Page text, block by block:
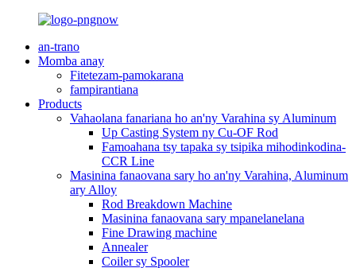
an-trano
Momba anay
Fitetezam-pamokarana
fampirantiana
Products
Vahaolana fanariana ho an'ny Varahina sy Aluminum
Up Casting System ny Cu-OF Rod
Famoahana tsy tapaka sy tsipika mihodinkodina-
CCR Line
Masinina fanaovana sary ho an'ny Varahina, Aluminum
ary Alloy
Rod Breakdown Machine
Masinina fanaovana sary mpanelanelana
Fine Drawing machine
Annealer
Coiler sy Spooler